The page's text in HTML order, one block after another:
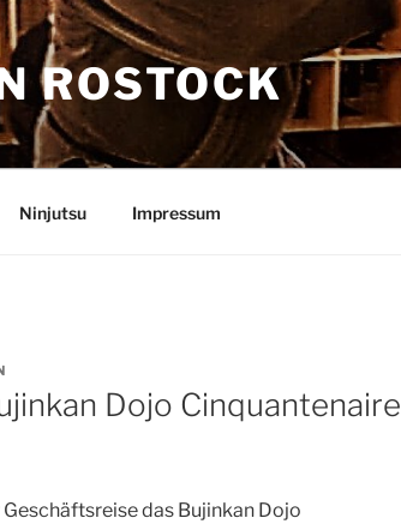
ROSTOCK
Ninjutsu Impressum
Dojo Cinquantenaire
das Bujinkan Dojo